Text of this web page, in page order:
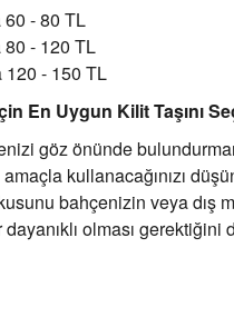
60 - 80 TL
80 - 120 TL
120 - 150 TL
En Uygun Kilit Taşını
göz önünde
amaçla kullanacağınızı
bahçenizin veya dış
dayanıklı olması